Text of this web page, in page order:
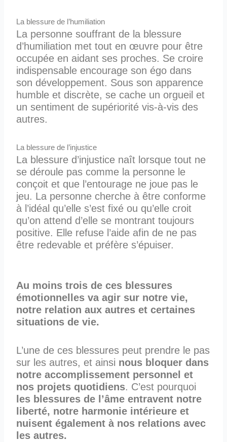
La blessure de l’humiliation
La personne souffrant de la blessure
d’humiliation met tout en œuvre pour être
occupée en aidant ses proches. Se croire
indispensable encourage son égo dans
son développement. Sous son apparence
humble et discrète, se cache un orgueil et
un sentiment de supériorité vis-à-vis des
autres.
La blessure de l’injustice
La blessure d’injustice naît lorsque tout ne
se déroule pas comme la personne le
conçoit et que l’entourage ne joue pas le
jeu. La personne cherche à être conforme
à l’idéal qu’elle s’est fixé ou qu’elle croit
qu’on attend d’elle se montrant toujours
positive. Elle refuse l’aide afin de ne pas
être redevable et préfère s’épuiser.
Au moins trois de ces blessures
émotionnelles va agir sur notre vie,
notre relation aux autres et certaines
situations de vie.
L’une de ces blessures peut prendre le pas
sur les autres, et ainsi nous bloquer dans
notre accomplissement personnel et
nos projets quotidiens. C’est pourquoi
les blessures de l’âme entravent notre
liberté, notre harmonie intérieure et
nuisent également à nos relations avec
les autres.